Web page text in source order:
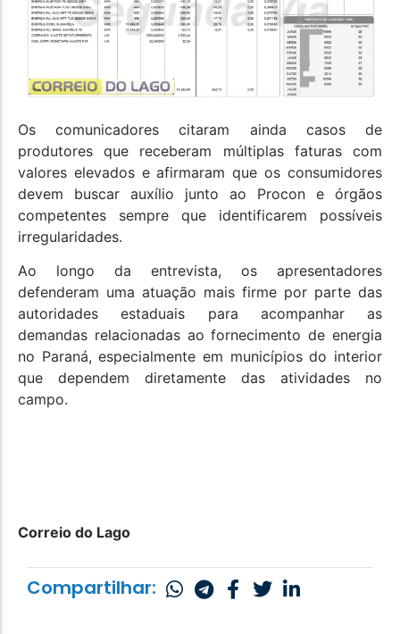
Os comunicadores citaram ainda casos de
produtores que receberam múltiplas faturas com
valores elevados e afirmaram que os consumidores
devem buscar auxílio junto ao Procon e órgãos
competentes sempre que identificarem possíveis
irregularidades.
Ao longo da entrevista, os apresentadores
defenderam uma atuação mais firme por parte das
autoridades estaduais para acompanhar as
demandas relacionadas ao fornecimento de energia
no Paraná, especialmente em municípios do interior
que dependem diretamente das atividades no
campo.
Correio do Lago
Compartilhar: